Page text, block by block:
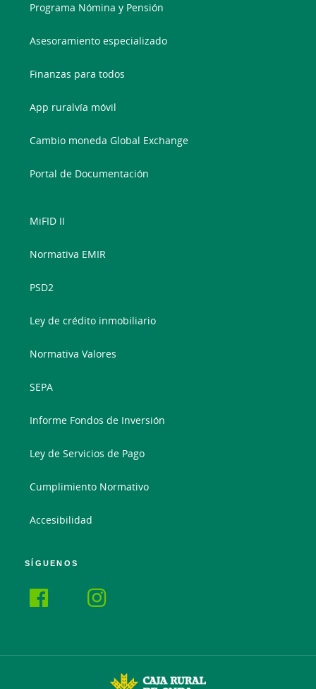
Programa Nómina y Pensión
Asesoramiento especializado
Finanzas para todos
App ruralvía móvil
Cambio moneda Global Exchange
Portal de Documentación
MiFID II
Normativa EMIR
PSD2
Ley de crédito inmobiliario
Normativa Valores
SEPA
Informe Fondos de Inversión
Ley de Servicios de Pago
Cumplimiento Normativo
Accesibilidad
SÍGUENOS